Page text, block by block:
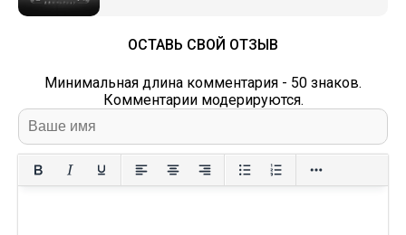
ОСТАВЬ СВОЙ ОТЗЫВ
Минимальная длина комментария - 50 знаков.
Комментарии модерируются.